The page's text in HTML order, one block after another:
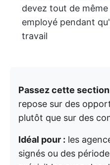
devez tout de
employé pendant
travail
Passez cette section
repose sur des
plutôt que sur des
Idéal pour : les
signés ou des